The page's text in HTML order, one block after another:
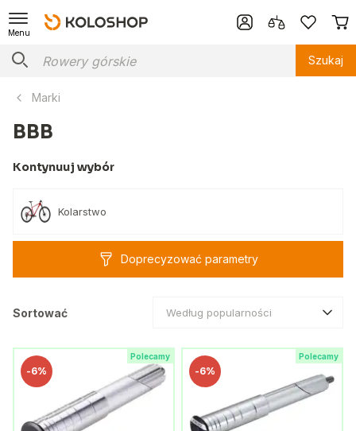
Menu
Szukaj
Marki
BBB
Kontynuuj wybór
Kolarstwo
Doprecyzować parametry
Sortować Według popularności
Polecamy
-6%
Polecamy
-6%